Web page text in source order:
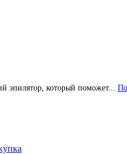
эпилятор, который поможет...